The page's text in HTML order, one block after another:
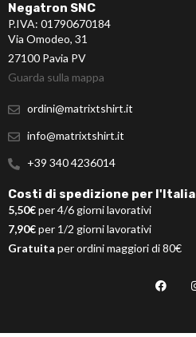
Negatron SNC
P.IVA: 01790670184
Via Omodeo, 31
27100 Pavia PV
Guarda sulla mappa
ordini@matrixtshirt.it
info@matrixtshirt.it
+39 340 4236014
Costi di spedizione per l'Italia
5,50€per 4/6 giorni lavorativi
7,90€per 1/2 giorni lavorativi
Gratuita per ordini maggiori di 80€